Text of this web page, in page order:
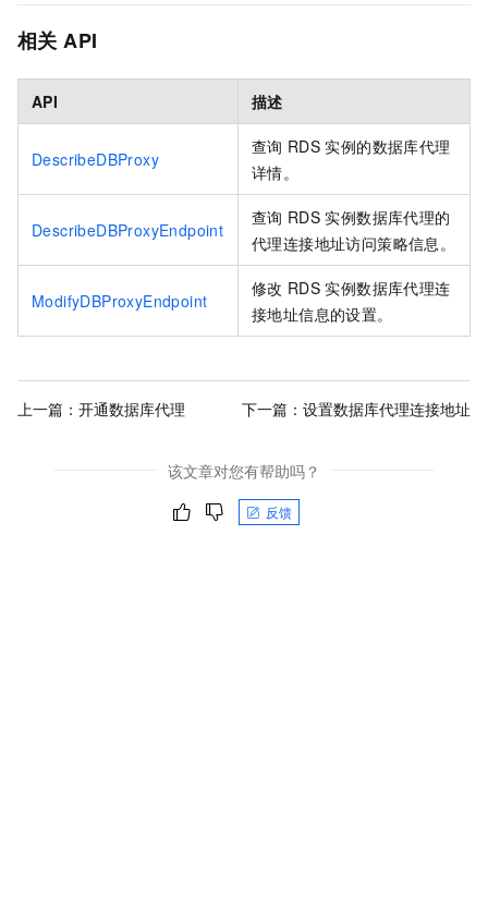
相关 API
API 描述
DescribeDBProxy
查询 RDS 实例的数据库代理
详情。
DescribeDBProxyEndpoint
查询 RDS 实例数据库代理的
代理连接地址访问策略信息。
ModifyDBProxyEndpoint
修改 RDS 实例数据库代理连
接地址信息的设置。
上一篇： 开通数据库代理 下一篇： 设置数据库代理连接地址
该文章对您有帮助吗？
反馈